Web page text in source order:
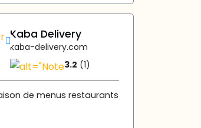
Kaba Delivery
kaba-delivery.com
3.2 (1)
de menus restaurants